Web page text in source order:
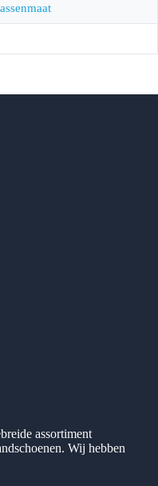
assortiment
Wij hebben